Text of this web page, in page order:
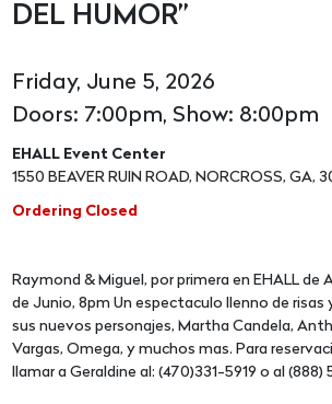
DEL HUMOR”
Friday, June 5, 2026
Doors: 7:00pm, Show: 8:00pm
EHALL Event Center
1550 BEAVER RUIN ROAD, NORCROSS, GA,
Ordering Closed
Raymond & Miguel, por primera en EHALL de
de Junio, 8pm Un espectaculo llenno de risas
sus nuevos personajes, Martha Candela,
Vargas, Omega, y muchos mas. Para
llamar a Geraldine al: (470)331-5919 o al (888)